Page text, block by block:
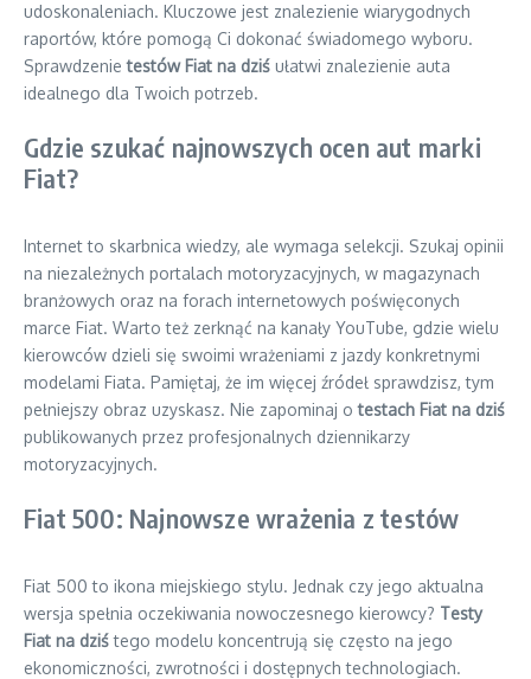
udoskonaleniach. Kluczowe jest znalezienie wiarygodnych
raportów, które pomogą Ci dokonać świadomego wyboru.
Sprawdzenietestów Fiat na dziś ułatwi znalezienie auta
idealnego dla Twoich potrzeb.
Gdzie szukać najnowszych ocen aut marki
Fiat?
Internet to skarbnica wiedzy, ale wymaga selekcji. Szukaj opinii
na niezależnych portalach motoryzacyjnych, w magazynach
branżowych oraz na forach internetowych poświęconych
marce Fiat. Warto też zerknąć na kanały YouTube, gdzie wielu
kierowców dzieli się swoimi wrażeniami z jazdy konkretnymi
modelami Fiata. Pamiętaj, że im więcej źródeł sprawdzisz, tym
pełniejszy obraz uzyskasz. Nie zapominaj otestach Fiat na dziś
publikowanych przez profesjonalnych dziennikarzy
motoryzacyjnych.
Fiat 500: Najnowsze wrażenia z testów
Fiat 500 to ikona miejskiego stylu. Jednak czy jego aktualna
wersja spełnia oczekiwania nowoczesnego kierowcy? Testy
Fiat na dziśtego modelu koncentrują się często na jego
ekonomiczności, zwrotności i dostępnych technologiach.